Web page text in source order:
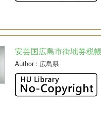
安芸国広島市街地券税
Author: 広島県